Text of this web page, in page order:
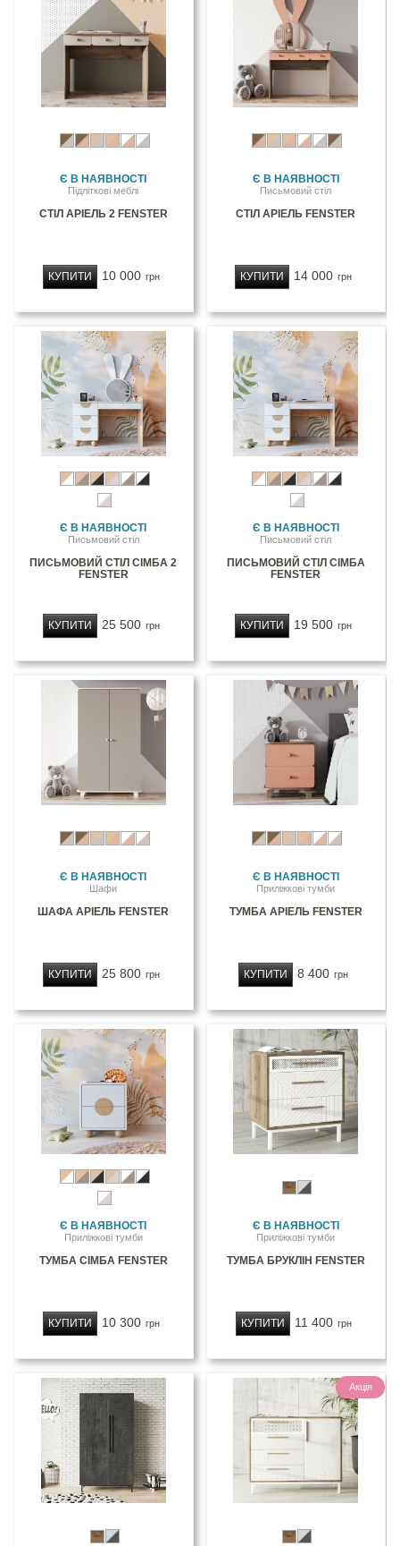
Є В НАЯВНОСТІ
Підліткові меблі
СТІЛ АРІЕЛЬ 2 FENSTER
10 000 грн
КУПИТИ
Є В НАЯВНОСТІ
Письмовий стіл
СТІЛ АРІЕЛЬ FENSTER
14 000 грн
КУПИТИ
Є В НАЯВНОСТІ
Письмовий стіл
ПИСЬМОВИЙ СТІЛ СІМБА 2
FENSTER
25 500 грн
КУПИТИ
Є В НАЯВНОСТІ
Письмовий стіл
ПИСЬМОВИЙ СТІЛ СІМБА
FENSTER
19 500 грн
КУПИТИ
Є В НАЯВНОСТІ
Шафи
ШАФА АРІЕЛЬ FENSTER
25 800 грн
КУПИТИ
Є В НАЯВНОСТІ
Приліжкові тумби
ТУМБА АРІЕЛЬ FENSTER
8 400 грн
КУПИТИ
Є В НАЯВНОСТІ
Приліжкові тумби
ТУМБА СІМБА FENSTER
10 300 грн
КУПИТИ
Є В НАЯВНОСТІ
Приліжкові тумби
ТУМБА БРУКЛІН FENSTER
11 400 грн
КУПИТИ
Акція